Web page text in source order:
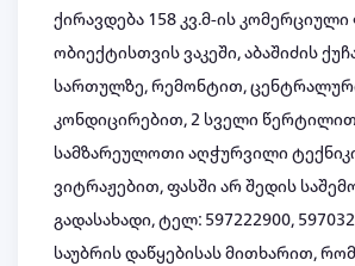
ქირავდება 158 კვ.მ-ის
ობიექტისთვის ვაკეში, აბაშიძის
სართულზე, რემონტით,
კონდიცირებით, 2 სველი
სამზარეულოთი აღჭურვილი
ვიტრაჟებით, ფასში არ შედის
გადასახადი, ტელ: 597222900,
საუბრის დაწყებისას მითხარით,